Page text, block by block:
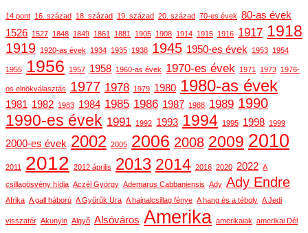
14 pont 16. század 18. század 19. század 20. század 70-es évek 80-as évek
1526 1527 1848 1849 1861 1881 1905 1908 1914 1915 1916 1917 1918
1919 1920-as évek 1934 1935 1938 1945 1950-es évek 1953 1954
1955 1956 1957 1958 1960-as évek 1970-es évek 1971 1973 1976-
os elnökválasztás 1977 1978 1979 1980 1980-as évek
1981 1982 1983 1984 1985 1986 1987 1988 1989 1990
1990-es évek 1991 1992 1993 1994 1995 1998 1999
2000-es évek 2002 2005 2006 2008 2009 2010
2011 2012 2012 április 2013 2014 2016 2020 2022 A
csillagösvény hídja Aczél György Ademarus Cabbaniensis Ady Ady Endre
Afrika A gall háború A Gyűrűk Ura A hajnalcsillag fénye A hang és a téboly A Jedi
visszatér Akunyin Algyő Alsóváros Amerika amerikaiak amerikai Dél